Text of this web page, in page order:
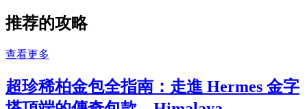
推荐的攻略
查看更多
超珍稀柏金包全指南：走進 Hermes 金字